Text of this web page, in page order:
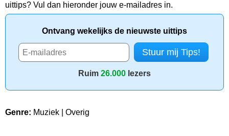
uittips? Vul dan hieronder jouw e-mailadres in.
Ontvang wekelijks de nieuwste uittips
Ruim 26.000 lezers
Genre: Muziek | Overig